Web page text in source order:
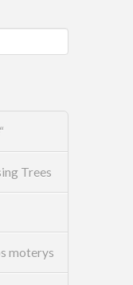
Trees
moterys